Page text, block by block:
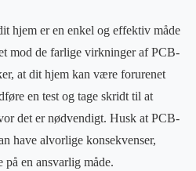
hjem er en enkel og effektiv måde
mod de farlige virkninger af PCB-
at dit hjem kan være forurenet
en test og tage skridt til at
det er nødvendigt. Husk at PCB-
have alvorlige konsekvenser,
en ansvarlig måde.